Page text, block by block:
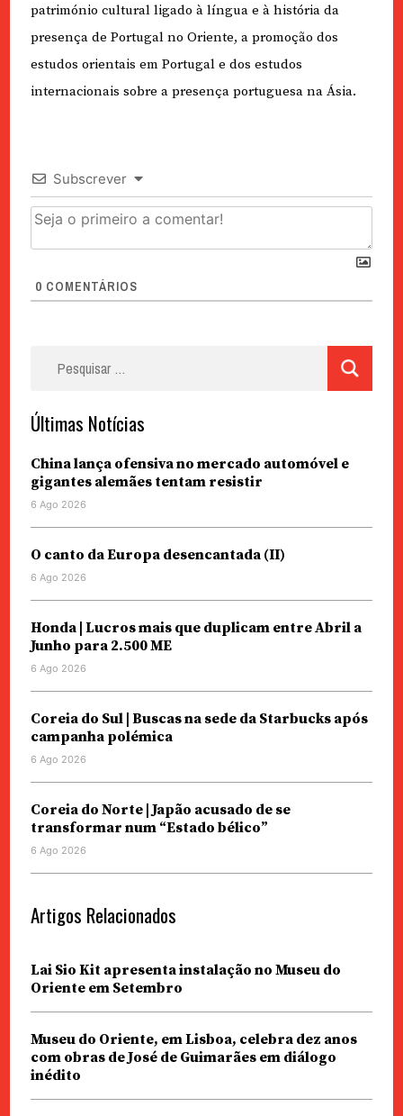
património cultural ligado à língua e à história da
presença de Portugal no Oriente, a promoção dos
estudos orientais em Portugal e dos estudos
internacionais sobre a presença portuguesa na Ásia.
Subscrever
0 COMENTÁRIOS
Últimas Notícias
China lança ofensiva no mercado automóvel e
gigantes alemães tentam resistir
6 Ago 2026
O canto da Europa desencantada (II)
6 Ago 2026
Honda | Lucros mais que duplicam entre Abril a
Junho para 2.500 ME
6 Ago 2026
Coreia do Sul | Buscas na sede da Starbucks após
campanha polémica
6 Ago 2026
Coreia do Norte | Japão acusado de se
transformar num “Estado bélico”
6 Ago 2026
Artigos Relacionados
Lai Sio Kit apresenta instalação no Museu do
Oriente em Setembro
Museu do Oriente, em Lisboa, celebra dez anos
com obras de José de Guimarães em diálogo
inédito